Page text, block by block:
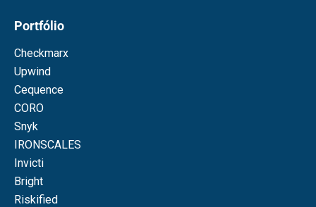
Portfólio
Checkmarx
Upwind
Cequence
CORO
Snyk
IRONSCALES
Invicti
Bright
Riskified